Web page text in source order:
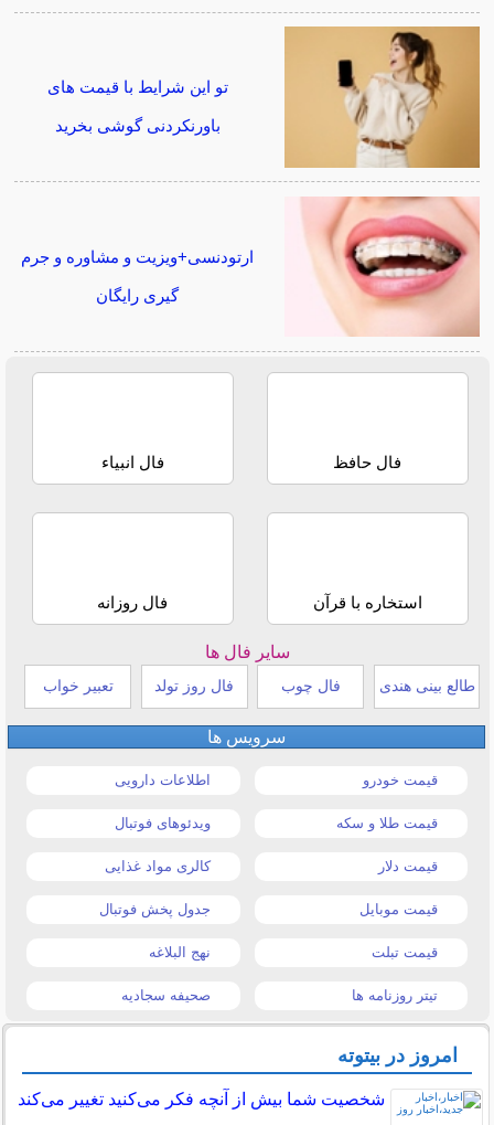
تو این شرایط با قیمت های
باورنکردنی گوشی بخرید
ارتودنسی+ویزیت و مشاوره و جرم
گیری رایگان
فال حافظ فال انبیاء
استخاره با قرآن فال روزانه
سایر فال ها
طالع بینی هندی فال چوب فال روز تولد تعبیر خواب
سرویس ها
قیمت خودرو اطلاعات دارویی
قیمت طلا و سکه ویدئوهای فوتبال
قیمت دلار کالری مواد غذایی
قیمت موبایل جدول پخش فوتبال
قیمت تبلت نهج البلاغه
تیتر روزنامه ها صحیفه سجادیه
امروز در بیتوته
شخصیت شما بیش از آنچه فکر می‌کنید تغییر می‌کند